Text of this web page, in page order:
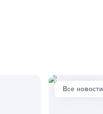
Все новости